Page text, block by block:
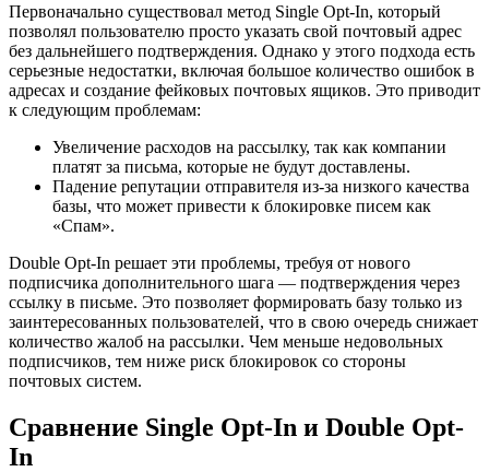
Первоначально существовал метод Single Opt-In, который
позволял пользователю просто указать свой почтовый адрес
без дальнейшего подтверждения. Однако у этого подхода есть
серьезные недостатки, включая большое количество ошибок в
адресах и создание фейковых почтовых ящиков. Это приводит
к следующим проблемам:
Увеличение расходов на рассылку, так как компании
платят за письма, которые не будут доставлены.
Падение репутации отправителя из-за низкого качества
базы, что может привести к блокировке писем как
«Спам».
Double Opt-In решает эти проблемы, требуя от нового
подписчика дополнительного шага — подтверждения через
ссылку в письме. Это позволяет формировать базу только из
заинтересованных пользователей, что в свою очередь снижает
количество жалоб на рассылки. Чем меньше недовольных
подписчиков, тем ниже риск блокировок со стороны
почтовых систем.
Сравнение Single Opt-In и Double Opt-
In